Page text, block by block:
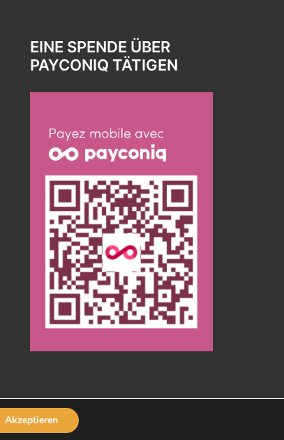
EINE SPENDE ÜBER
PAYCONIQ TÄTIGEN
Akzeptieren